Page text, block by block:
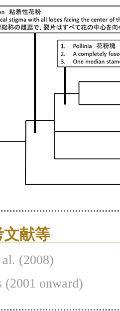
文献等
al. (2008)
(2001 onward)